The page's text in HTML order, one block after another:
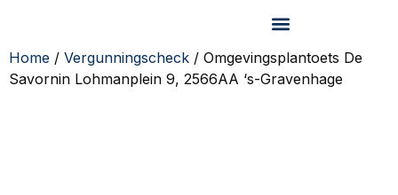
Home / Vergunningscheck / Omgevingsplantoets De
Savornin Lohmanplein 9, 2566AA ‘s-Gravenhage